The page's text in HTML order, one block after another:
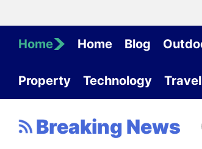
Home Home Blog
Property Technology Travel
Breaking News